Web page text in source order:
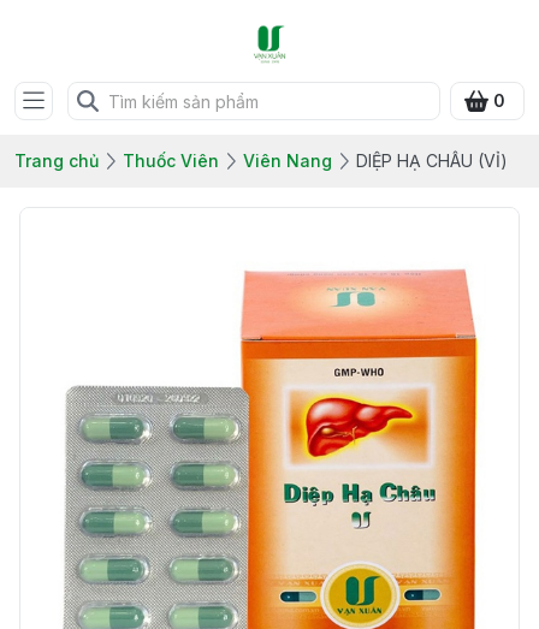
0
Trang chủ Thuốc Viên Viên Nang DIỆP HẠ CHÂU (VỈ)